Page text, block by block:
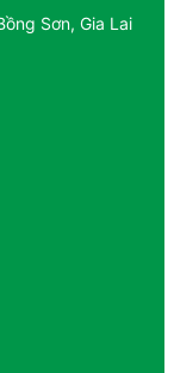
Sơn, Gia Lai